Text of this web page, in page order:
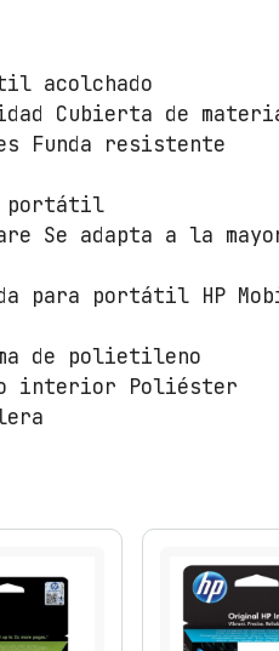
p
a
r
o
t
t
i
a
acolchado
Cubierta de
Funda resistente
portátil
Se adapta a la
para portátil HP
de polietileno
interior Poliéster